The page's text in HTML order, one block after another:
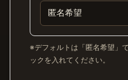
※デフォルトは「匿名希望」
ックを入れてください。